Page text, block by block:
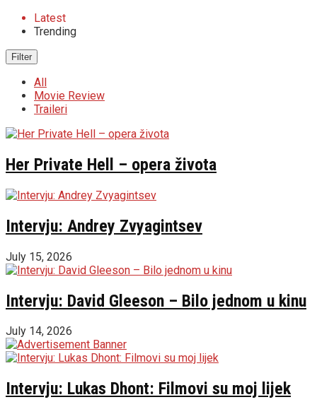
Latest
Trending
Filter
All
Movie Review
Traileri
Her Private Hell – opera života
Intervju: Andrey Zvyagintsev
July 15, 2026
Intervju: David Gleeson – Bilo jednom u kinu
July 14, 2026
Intervju: Lukas Dhont: Filmovi su moj lijek